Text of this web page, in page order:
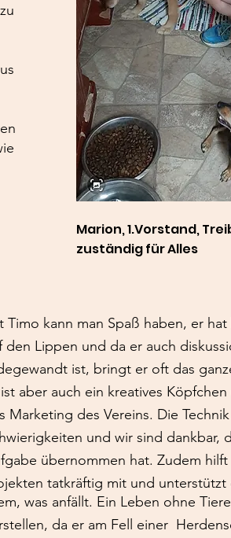
Marion, 1.Vorstand,
zuständig für Alles
Timo kann man Spaß haben, er
den Lippen und da er auch
ist, bringt er oft das
aber auch ein kreatives
Marketing des Vereins. Die
und wir sind dankbar,
übernommen hat. Zudem
tatkräftig mit und unterstützt
was anfällt. Ein Leben ohne
da er am Fell einer